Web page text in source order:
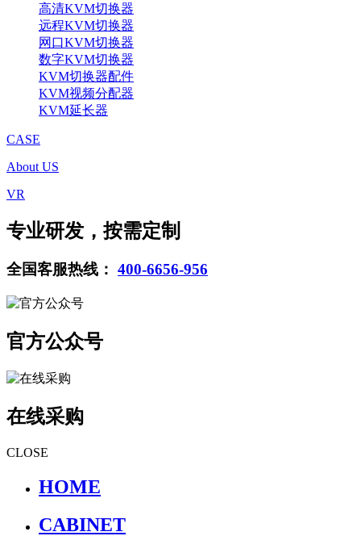
高清KVM切换器
远程KVM切换器
网口KVM切换器
数字KVM切换器
KVM切换器配件
KVM视频分配器
KVM延长器
CASE
About US
VR
专业研发，按需定制
全国客服热线： 400-6656-956
官方公众号
在线采购
CLOSE
HOME
CABINET